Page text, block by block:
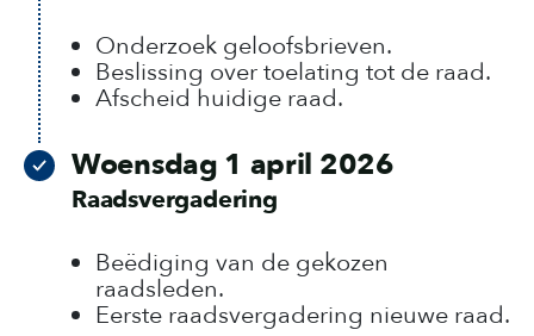
Onderzoek geloofsbrieven.
Beslissing over toelating tot de raad.
Afscheid huidige raad.
Woensdag 1 april 2026
Raadsvergadering
Beëdiging van de gekozen
raadsleden.
Eerste raadsvergadering nieuwe raad.